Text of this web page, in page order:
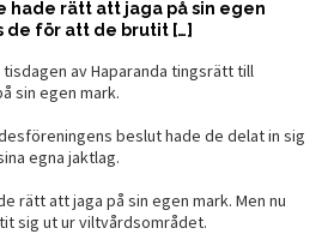
hade rätt att jaga på sin egen
de för att de brutit […]
av Haparanda tingsrätt till
sin egen mark.
beslut hade de delat in sig
egna jaktlag.
rätt att jaga på sin egen mark. Men nu
sig ut ur viltvårdsområdet.